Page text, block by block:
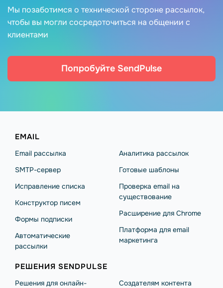
Мы позаботимся о технической стороне рассылок,
чтобы вы могли сосредоточиться на общении с
клиентами
Попробуйте SendPulse
EMAIL
Email рассылка
SMTP-сервер
Исправление списка
Конструктор писем
Формы подписки
Автоматические
рассылки
Аналитика рассылок
Готовые шаблоны
Проверка email на
существование
Расширение для Chrome
Платформа для email
маркетинга
РЕШЕНИЯ SENDPULSE
Решения для онлайн-
Создателям контента